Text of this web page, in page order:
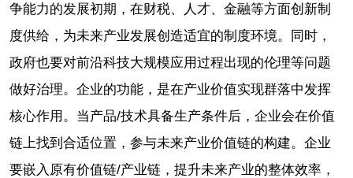
争能力的发展初期，在财税、人才、金融等方面创新制
度供给，为未来产业发展创造适宜的制度环境。同时，
政府也要对前沿科技大规模应用过程出现的伦理等问题
做好治理。企业的功能，是在产业价值实现群落中发挥
核心作用。当产品/技术具备生产条件后，企业会在价值
链上找到合适位置，参与未来产业价值链的构建。企业
要嵌入原有价值链/产业链，提升未来产业的整体效率，